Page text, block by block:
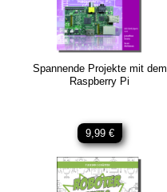
Spannende Projekte mit dem
Raspberry Pi
9,99 €